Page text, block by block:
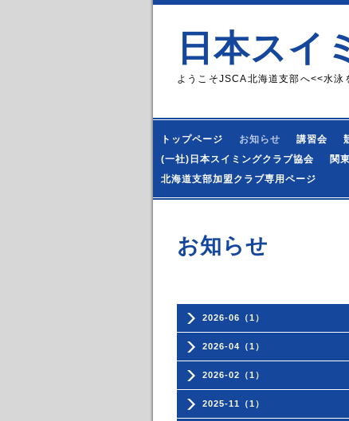
日本スイ
ようこそJSCA北海道支部へ<<水
トップページ お知らせ 講習会
(一社)日本スイミングクラブ協会
関
北海道支部加盟クラブ専用ページ
2026-06（1）
2026-04（1）
2026-02（1）
2025-11（1）
お知らせ